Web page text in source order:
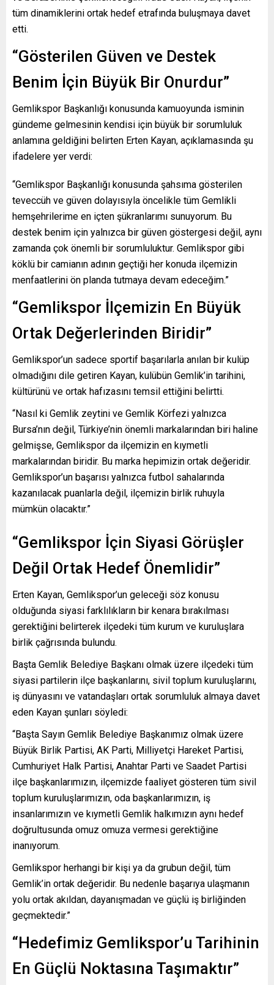
tüm dinamiklerini ortak hedef etrafında buluşmaya davet
etti.
“Gösterilen Güven ve Destek
Benim İçin Büyük Bir Onurdur”
Gemlikspor Başkanlığı konusunda kamuoyunda isminin
gündeme gelmesinin kendisi için büyük bir sorumluluk
anlamına geldiğini belirten Erten Kayan, açıklamasında şu
ifadelere yer verdi:
“Gemlikspor Başkanlığı konusunda şahsıma gösterilen
teveccüh ve güven dolayısıyla öncelikle tüm Gemlikli
hemşehrilerime en içten şükranlarımı sunuyorum. Bu
destek benim için yalnızca bir güven göstergesi değil, aynı
zamanda çok önemli bir sorumluluktur. Gemlikspor gibi
köklü bir camianın adının geçtiği her konuda ilçemizin
menfaatlerini ön planda tutmaya devam edeceğim.”
“Gemlikspor İlçemizin En Büyük
Ortak Değerlerinden Biridir”
Gemlikspor’un sadece sportif başarılarla anılan bir kulüp
olmadığını dile getiren Kayan, kulübün Gemlik’in tarihini,
kültürünü ve ortak hafızasını temsil ettiğini belirtti.
“Nasıl ki Gemlik zeytini ve Gemlik Körfezi yalnızca
Bursa’nın değil, Türkiye’nin önemli markalarından biri haline
gelmişse, Gemlikspor da ilçemizin en kıymetli
markalarından biridir. Bu marka hepimizin ortak değeridir.
Gemlikspor’un başarısı yalnızca futbol sahalarında
kazanılacak puanlarla değil, ilçemizin birlik ruhuyla
mümkün olacaktır.”
“Gemlikspor İçin Siyasi Görüşler
Değil Ortak Hedef Önemlidir”
Erten Kayan, Gemlikspor’un geleceği söz konusu
olduğunda siyasi farklılıkların bir kenara bırakılması
gerektiğini belirterek ilçedeki tüm kurum ve kuruluşlara
birlik çağrısında bulundu.
Başta Gemlik Belediye Başkanı olmak üzere ilçedeki tüm
siyasi partilerin ilçe başkanlarını, sivil toplum kuruluşlarını,
iş dünyasını ve vatandaşları ortak sorumluluk almaya davet
eden Kayan şunları söyledi:
“Başta Sayın Gemlik Belediye Başkanımız olmak üzere
Büyük Birlik Partisi, AK Parti, Milliyetçi Hareket Partisi,
Cumhuriyet Halk Partisi, Anahtar Parti ve Saadet Partisi
ilçe başkanlarımızın, ilçemizde faaliyet gösteren tüm sivil
toplum kuruluşlarımızın, oda başkanlarımızın, iş
insanlarımızın ve kıymetli Gemlik halkımızın aynı hedef
doğrultusunda omuz omuza vermesi gerektiğine
inanıyorum.
Gemlikspor herhangi bir kişi ya da grubun değil, tüm
Gemlik’in ortak değeridir. Bu nedenle başarıya ulaşmanın
yolu ortak akıldan, dayanışmadan ve güçlü iş birliğinden
geçmektedir.”
“Hedefimiz Gemlikspor’u Tarihinin
En Güçlü Noktasına Taşımaktır”